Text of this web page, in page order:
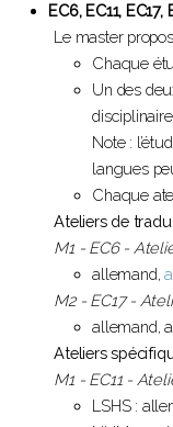
EC6, EC11,
Le master
Chaque
Un des
disciplinaire
Note :
langues
Chaque
Ateliers de
M1 - EC6 -
allemand,
M2 - EC17 -
allemand,
Ateliers
M1 - EC11 -
LSHS :